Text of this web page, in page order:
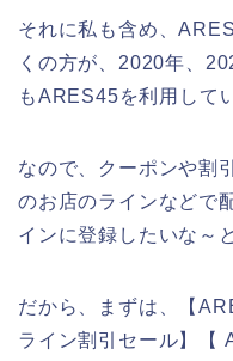
それに私も含め、
くの方が、2020年、
もARES45を利用して
なので、クーポンや割
のお店のラインなどで
インに登録したいな～
だから、まずは、【
ライン割引セール】【